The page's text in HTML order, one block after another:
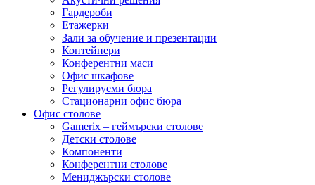
Гардероби
Етажерки
Зали за обучение и презентации
Контейнери
Конферентни маси
Офис шкафове
Регулируеми бюра
Стационарни офис бюра
Офис столове
Gamerix – геймърски столове
Детски столове
Компоненти
Конферентни столове
Мениджърски столове